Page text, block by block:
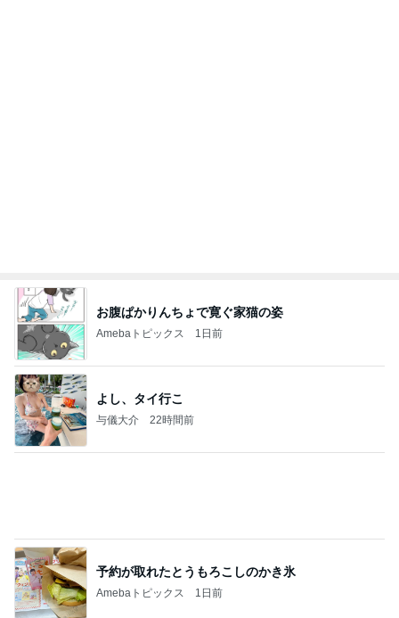
お腹ぱかりんちょで寛ぐ家猫の姿
Amebaトピックス 1日前
よし、タイ行こ
与儀大介 22時間前
予約が取れたとうもろこしのかき氷
Amebaトピックス 1日前